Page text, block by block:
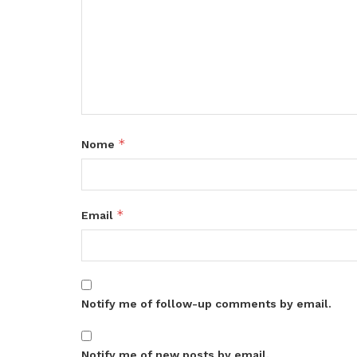
Nome *
Email *
Notify me of follow-up comments by email.